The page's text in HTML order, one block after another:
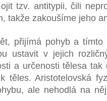
tzv. antitypii, čili
takže zakoušíme jeho
přijímá pohyb a
ustavit v jejich
a určenosti tělesa tak
těles. Aristotelovská
ale nehodlá na